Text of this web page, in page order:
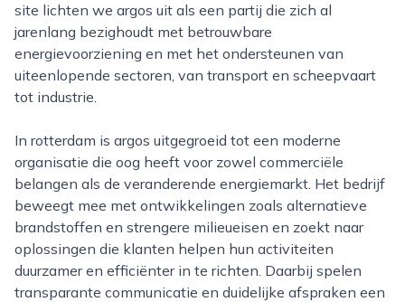
site lichten we argos uit als een partij die zich al
jarenlang bezighoudt met betrouwbare
energievoorziening en met het ondersteunen van
uiteenlopende sectoren, van transport en scheepvaart
tot industrie.
In rotterdam is argos uitgegroeid tot een moderne
organisatie die oog heeft voor zowel commerciële
belangen als de veranderende energiemarkt. Het bedrijf
beweegt mee met ontwikkelingen zoals alternatieve
brandstoffen en strengere milieueisen en zoekt naar
oplossingen die klanten helpen hun activiteiten
duurzamer en efficiënter in te richten. Daarbij spelen
transparante communicatie en duidelijke afspraken een